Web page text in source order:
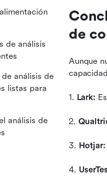
de
Aunque
1. Lark:
2.
3. Hotjar:
4.
de análisis
análisis de
listas para
análisis de